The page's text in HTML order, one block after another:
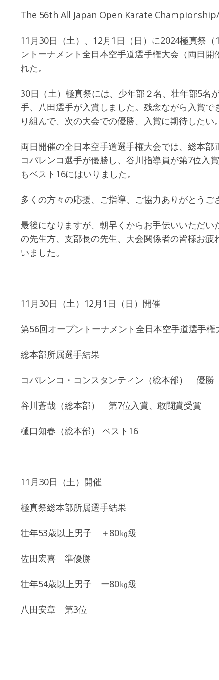
The 56th All Japan Open Karate
11月30日（土）、12月1日（日）に2024極真祭
ントーナメント全日本空手道選手権大会（両日
れた。
30日（土）極真祭には、少年部２名、壮年部5名
手、八田選手が入賞しました。残念ながら入賞で
り組んで、次の大会での優勝、入賞に期待したい
両日開催の全日本空手道選手権大会では、総本部
コバレンコ選手が優勝し、谷川指導員が第7位入
もベスト16にはいりました。
多くの方々の応援、ご指導、ご協力ありがとうご
最後になりますが、朝早くからお手伝いいただい
の先生方、支部長の先生、大会関係者の皆様お疲
いました。
11月30日（土）12月1日（日）開催
第56回オープントーナメント全日本空手道選手権
総本部所属選手結果
コバレンコ・コンスタンティン（総本部） 優
谷川蒼哉（総本部） 第7位入賞、敢闘賞受賞
樋口知春（総本部） ベスト16
11月30日（土）開催
極真祭総本部所属選手結果
壮年53歳以上男子 ＋80㎏級
佐田宏喜 準優勝
壮年54歳以上男子 ー80㎏級
八田安章 第3位